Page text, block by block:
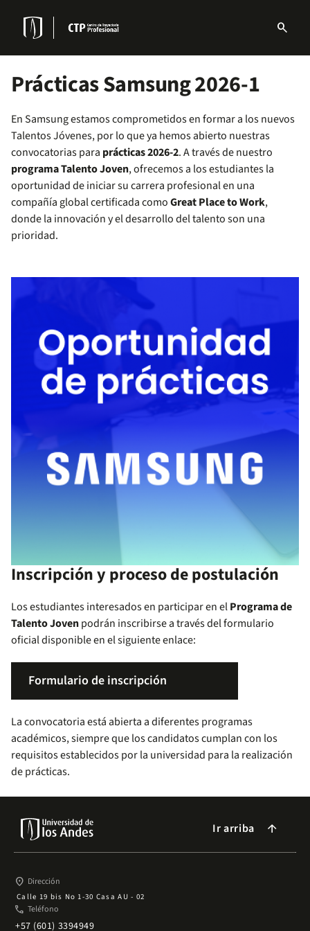
contenido
principal
Navbar
search
Prácticas Samsung 2026-1
En Samsung estamos comprometidos en formar a los nuevos
Talentos Jóvenes, por lo que ya hemos abierto nuestras
convocatorias para prácticas 2026-2. A través de nuestro
programa Talento Joven, ofrecemos a los estudiantes la
oportunidad de iniciar su carrera profesional en una
compañía global certificada comoGreat Place to Work,
donde la innovación y el desarrollo del talento son una
prioridad.
Inscripción y proceso de postulación
Los estudiantes interesados en participar en elPrograma de
Talento Jovenpodrán inscribirse a través del formulario
oficial disponible en el siguiente enlace:
Formulario de inscripción
La convocatoria está abierta a diferentes programas
académicos, siempre que los candidatos cumplan con los
requisitos establecidos por la universidad para la realización
de prácticas.
Ir arriba arrow_forward
place Dirección
Calle 19 bis No 1-30 Casa AU - 02
phone Teléfono
+57 (601) 3394949